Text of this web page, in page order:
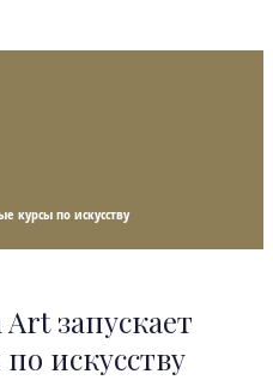
курсы по искусству
запускает
искусству